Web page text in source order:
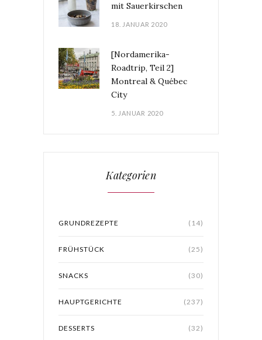
mit Sauerkirschen
18. JANUAR 2020
[Nordamerika-
Roadtrip, Teil 2]
Montreal & Québec
City
5. JANUAR 2020
Kategorien
GRUNDREZEPTE (14)
FRÜHSTÜCK (25)
SNACKS (30)
HAUPTGERICHTE (237)
DESSERTS (32)